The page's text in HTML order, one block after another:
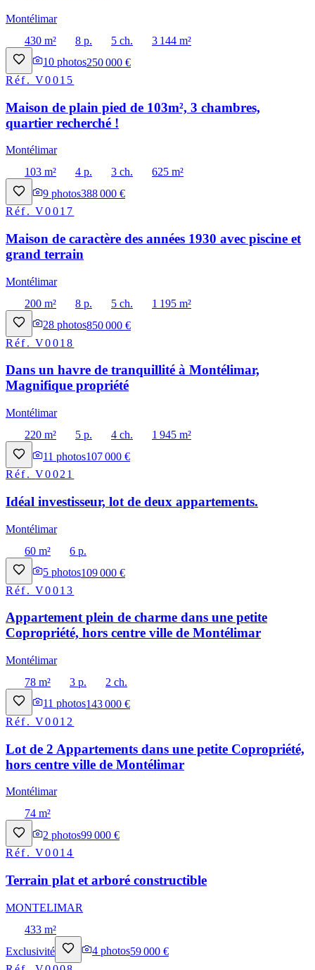
Montélimar
430 m²
8 p. 5 ch.
3 144 m²
10 photos250 000 €
Réf.V0015
Maison de plain pied de 103m², 3 chambres,
quartier recherché !
Montélimar
103 m²
4 p. 3 ch.
625 m²
9 photos388 000 €
Réf.V0017
Maison de caractère des années 1930 avec piscine et
grand terrain
Montélimar
200 m²
8 p. 5 ch.
1 195 m²
28 photos850 000 €
Réf.V0018
Dans un havre de tranquillité à Montélimar,
Magnifique propriété
Montélimar
220 m²
5 p. 4 ch.
1 945 m²
11 photos107 000 €
Réf.V0021
Idéal investisseur, lot de deux appartements.
Montélimar
60 m²
6 p.
5 photos109 000 €
Réf.V0013
Appartement plein de charme dans une petite
Copropriété, hors centre ville de Montélimar
Montélimar
78 m²
3 p.
2 ch.
11 photos143 000 €
Réf.V0012
Lot de 2 Appartements dans une petite Copropriété,
hors centre ville de Montélimar
Montélimar
74 m²
2 photos99 000 €
Réf.V0014
Terrain plat et arboré constructible
MONTELIMAR
433 m²
Exclusivité
4 photos59 000 €